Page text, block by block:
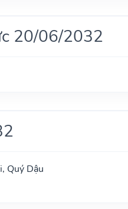
20/06/2032
Quý Dậu